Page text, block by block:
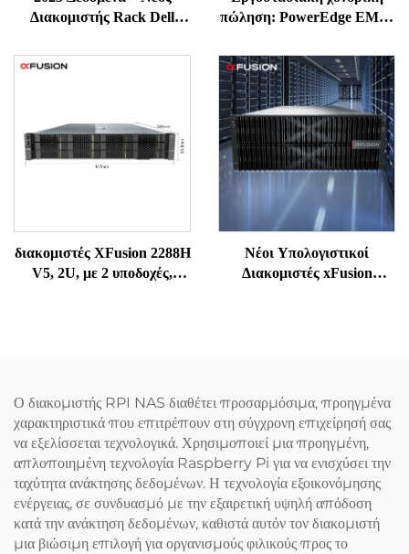
Διακομιστής Rack Dell
πώληση: PowerEdge EMC,
διακομιστές R650, R660,
R760, R770, ράφι 1U ή 2U,
υπολογιστές NAS,
αποθήκευση στο νέφος,
διακομιστές Intel ERP
διακομιστές XFusion 2288H
V5, 2U, με 2 υποδοχές,
rack, διακομιστής Xeon
Νέοι Υπολογιστικοί
Διακομιστές xFusion
Ο διακομιστής RPI NAS διαθέτει προσαρμόσιμα, προηγμένα
χαρακτηριστικά που επιτρέπουν στη σύγχρονη επιχείρησή σας
να εξελίσσεται τεχνολογικά. Χρησιμοποιεί μια προηγμένη,
απλοποιημένη τεχνολογία Raspberry Pi για να ενισχύσει την
ταχύτητα ανάκτησης δεδομένων. Η τεχνολογία εξοικονόμησης
ενέργειας, σε συνδυασμό με την εξαιρετική υψηλή απόδοση
κατά την ανάκτηση δεδομένων, καθιστά αυτόν τον διακομιστή
μια βιώσιμη επιλογή για οργανισμούς φιλικούς προς το